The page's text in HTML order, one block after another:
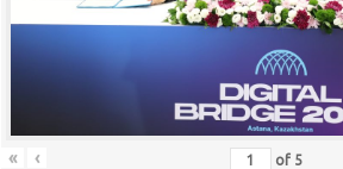
« ‹ of 5